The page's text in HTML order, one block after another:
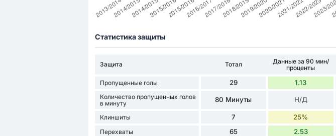
Статистика защиты
Защита Тотал
Данные за 90 мин/
проценты
Пропущенные голы 29 1.13
Количество пропущенных голов
в минуту
80 Минуты Н/Д
Клиншиты 7 25%
Перехваты 65 2.53